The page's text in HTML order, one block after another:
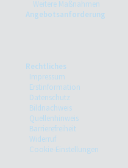
Weitere Maßnahmen
Angebotsanforderung
Rechtliches
Impressum
Erstinformation
Datenschutz
Bildnachweis
Quellenhinweis
Barrierefreiheit
Widerruf
Cookie-Einstellungen